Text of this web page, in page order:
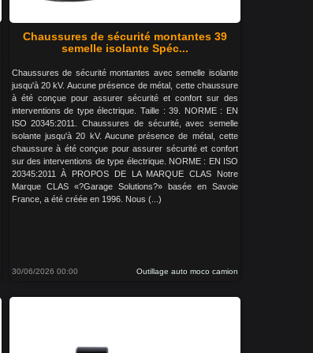
Chaussures de sécurité montantes 39
semelle isolante Spéc...
Chaussures de sécurité montantes avec semelle isolante
jusqu'à 20 kV. Aucune présence de métal, cette chaussure
à été conçue pour assurer sécurité et confort sur des
interventions de type électrique. Taille : 39. NORME : EN
ISO 20345:2011. Chaussures de sécurité, avec semelle
isolante jusqu'à 20 kV. Aucune présence de métal, cette
chaussure à été conçue pour assurer sécurité et confort
sur des interventions de type électrique. NORME : EN ISO
20345:2011 À PROPOS DE LA MARQUE CLAS Notre
Marque CLAS «?Garage Solutions?» basée en Savoie
France, a été créée en 1996. Nous (...)
30/06/2026 00:00 Outillage auto moco camion